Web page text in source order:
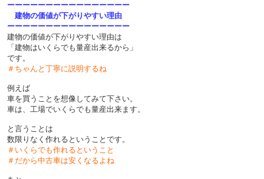
ーーーーーーーーーーーーーーーー
建物の価値が下がりやすい理由
ーーーーーーーーーーーーーーーー
建物の価値が下がりやすい理由は
「建物はいくらでも量産出来るから」
です。
＃ちゃんと丁寧に説明するね
例えば
車を買うことを想像してみて下さい。
車は、工場でいくらでも量産出来ます。
と言うことは
数限りなく作れるということです。
＃いくらでも作れるということ
＃だから中古車は安くなるよね